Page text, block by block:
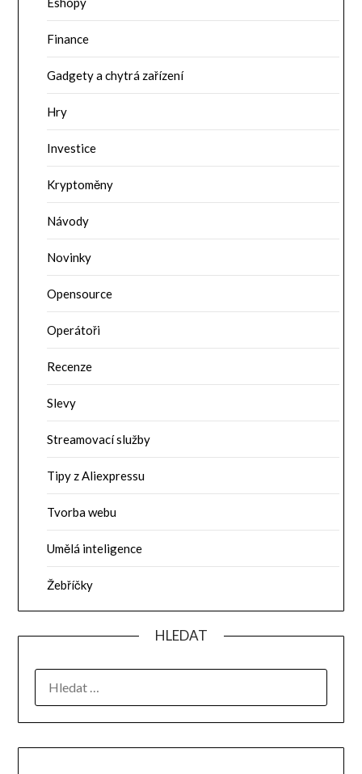
Finance
Gadgety a chytrá zařízení
Hry
Investice
Kryptoměny
Návody
Novinky
Opensource
Operátoři
Recenze
Slevy
Streamovací služby
Tipy z Aliexpressu
Tvorba webu
Umělá inteligence
Žebříčky
HLEDAT